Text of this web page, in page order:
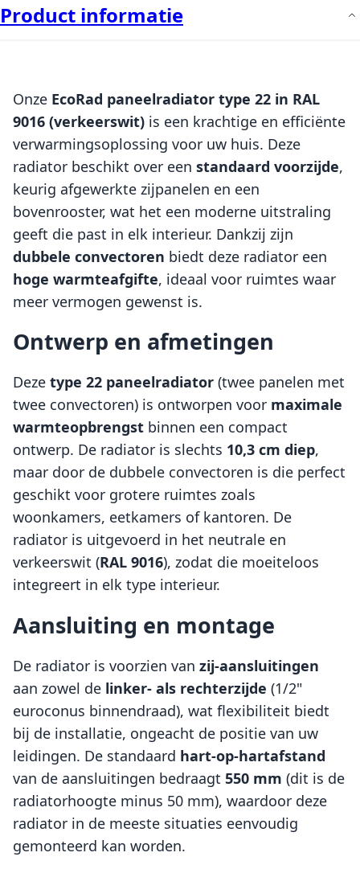
Product informatie
Onze EcoRad paneelradiator type 22 in RAL
9016 (verkeerswit) is een krachtige en efficiënte
verwarmingsoplossing voor uw huis. Deze
radiator beschikt over een standaard voorzijde,
keurig afgewerkte zijpanelen en een
bovenrooster, wat het een moderne uitstraling
geeft die past in elk interieur. Dankzij zijn
dubbele convectoren biedt deze radiator een
hoge warmteafgifte, ideaal voor ruimtes waar
meer vermogen gewenst is.
Ontwerp en afmetingen
Deze type 22 paneelradiator (twee panelen met
twee convectoren) is ontworpen voor maximale
warmteopbrengst binnen een compact
ontwerp. De radiator is slechts 10,3 cm diep,
maar door de dubbele convectoren is die perfect
geschikt voor grotere ruimtes zoals
woonkamers, eetkamers of kantoren. De
radiator is uitgevoerd in het neutrale en
verkeerswit (RAL 9016), zodat die moeiteloos
integreert in elk type interieur.
Aansluiting en montage
De radiator is voorzien van zij-aansluitingen
aan zowel de linker- als rechterzijde (1/2"
euroconus binnendraad), wat flexibiliteit biedt
bij de installatie, ongeacht de positie van uw
leidingen. De standaard hart-op-hartafstand
van de aansluitingen bedraagt 550 mm (dit is de
radiatorhoogte minus 50 mm), waardoor deze
radiator in de meeste situaties eenvoudig
gemonteerd kan worden.